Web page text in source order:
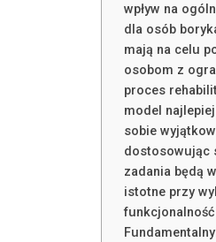
wpływ na
dla osób
mają na celu
osobom z
proces
model
sobie
dostosowując
zadania będą
istotne przy